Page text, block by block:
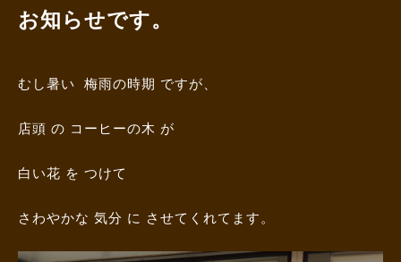
お知らせです。
むし暑い 梅雨の時期 ですが、
店頭 の コーヒーの木 が
白い花 を つけて
さわやかな 気分 に させてくれてます。